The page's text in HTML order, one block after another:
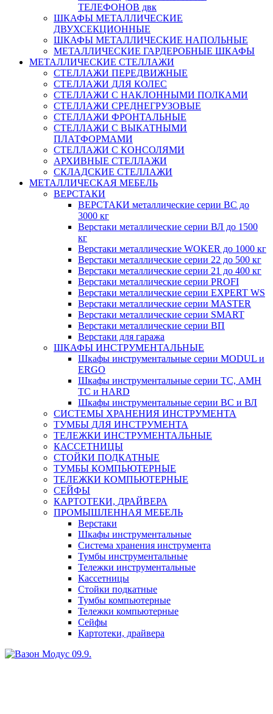
ТЕЛЕФОНОВ двк
ШКАФЫ МЕТАЛЛИЧЕСКИЕ
ДВУХСЕКЦИОННЫЕ
ШКАФЫ МЕТАЛЛИЧЕСКИЕ НАПОЛЬНЫЕ
МЕТАЛЛИЧЕСКИЕ ГАРДЕРОБНЫЕ ШКАФЫ
МЕТАЛЛИЧЕСКИЕ СТЕЛЛАЖИ
СТЕЛЛАЖИ ПЕРЕДВИЖНЫЕ
СТЕЛЛАЖИ ДЛЯ КОЛЕС
СТЕЛЛАЖИ С НАКЛОННЫМИ ПОЛКАМИ
СТЕЛЛАЖИ СРЕДНЕГРУЗОВЫЕ
СТЕЛЛАЖИ ФРОНТАЛЬНЫЕ
СТЕЛЛАЖИ С ВЫКАТНЫМИ
ПЛАТФОРМАМИ
СТЕЛЛАЖИ С КОНСОЛЯМИ
АРХИВНЫЕ СТЕЛЛАЖИ
СКЛАДСКИЕ СТЕЛЛАЖИ
МЕТАЛЛИЧЕСКАЯ МЕБЕЛЬ
ВЕРСТАКИ
ВЕРСТАКИ металлические серии ВС до
3000 кг
Верстаки металлические серии ВЛ до 1500
кг
Верстаки металлические WOKER до 1000 кг
Верстаки металлические серии 22 до 500 кг
Верстаки металлические серии 21 до 400 кг
Верстаки металлические серии PROFI
Верстаки металлические серии EXPERT WS
Верстаки металлические серии MASTER
Верстаки металлические серии SMART
Верстаки металлические серии ВП
Верстаки для гаража
ШКАФЫ ИНСТРУМЕНТАЛЬНЫЕ
Шкафы инструментальные серии MODUL и
ERGO
Шкафы инструментальные серии ТС, АМН
ТС и HARD
Шкафы инструментальные серии ВС и ВЛ
СИСТЕМЫ ХРАНЕНИЯ ИНСТРУМЕНТА
ТУМБЫ ДЛЯ ИНСТРУМЕНТА
ТЕЛЕЖКИ ИНСТРУМЕНТАЛЬНЫЕ
КАССЕТНИЦЫ
СТОЙКИ ПОДКАТНЫЕ
ТУМБЫ КОМПЬЮТЕРНЫЕ
ТЕЛЕЖКИ КОМПЬЮТЕРНЫЕ
СЕЙФЫ
КАРТОТЕКИ, ДРАЙВЕРА
ПРОМЫШЛЕННАЯ МЕБЕЛЬ
Верстаки
Шкафы инструментальные
Система хранения инструмента
Тумбы инструментальные
Тележки инструментальные
Кассетницы
Стойки подкатные
Тумбы компьютерные
Тележки компьютерные
Сейфы
Картотеки, драйвера